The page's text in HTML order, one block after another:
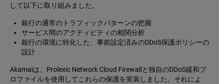
して以下に取り組みました。
銀行の通常のトラフィックパターンの把握
サービス間のアクティビティの相関分析
銀行の環境に特化した、事前設定済みのDDoS保護ポリシーの
設計
Akamaiは、Prolexic Network Cloud Firewallと独自のDDoS緩和プ
ロファイルを使用してこれらの保護を実装しました。それによ